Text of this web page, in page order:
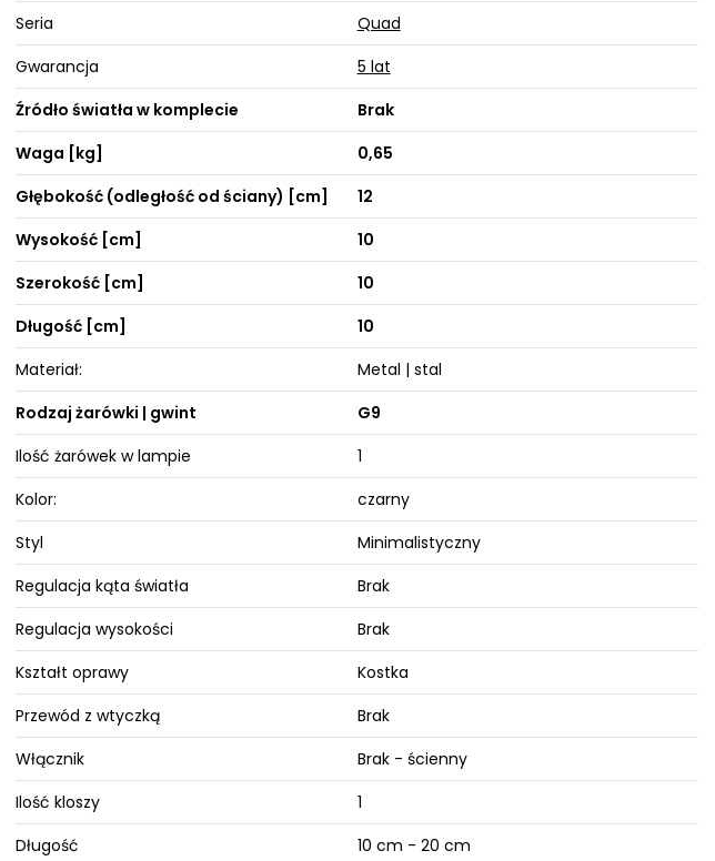
Seria
Quad
Gwarancja
5 lat
Źródło światła w komplecie
Brak
Waga [kg]
0,65
Głębokość (odległość od ściany) [cm]
12
Wysokość [cm]
10
Szerokość [cm]
10
Długość [cm]
10
Materiał:
Metal | stal
Rodzaj żarówki | gwint
G9
Ilość żarówek w lampie
1
Kolor:
czarny
Styl
Minimalistyczny
Regulacja kąta światła
Brak
Regulacja wysokości
Brak
Kształt oprawy
Kostka
Przewód z wtyczką
Brak
Włącznik
Brak - ścienny
Ilość kloszy
1
Długość
10 cm - 20 cm